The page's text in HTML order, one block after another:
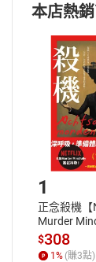
(二)
且已
退貨
貨」
請注
購
本店熱
1
正念殺機【
Murder
發】【電子
$308
1 % (賺3點)